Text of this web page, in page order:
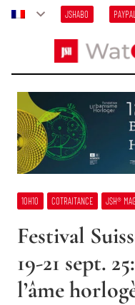
JSHABO PAYPAL
10H10 COTRAITANCE JSH® MAG
Festival
19-21 sept.
l’âme